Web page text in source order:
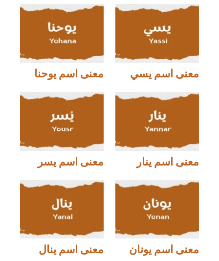
معنى اسم يسي معنى اسم يوحنا
معنى اسم ينار معنى اسم يسر
معنى اسم يونان معنى اسم ينال